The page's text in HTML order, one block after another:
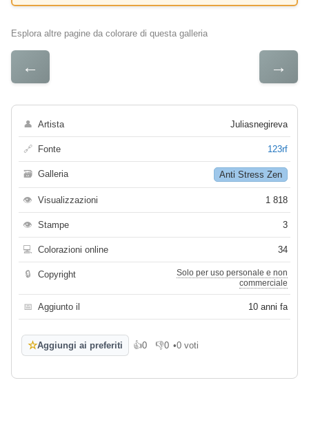
Esplora altre pagine da colorare di questa galleria
← →
👤 Artista Juliasnegireva
🔗 Fonte 123rf
🗃 Galleria Anti Stress Zen
👁 Visualizzazioni 1 818
👁 Stampe 3
💻 Colorazioni online 34
🔒 Copyright
Solo per uso personale e non
commerciale
📅 Aggiunto il 10 anni fa
☆Aggiungi ai preferiti 👍0
Mi piace
👎0
Non mi piace
•0 voti